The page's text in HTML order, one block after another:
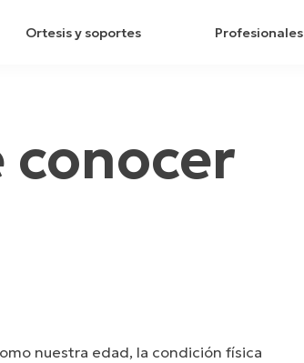
Ortesis y soportes Profesionales
conocer
nuestra edad, la condición física